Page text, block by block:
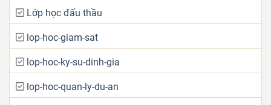
Lớp học đấu thầu
lop-hoc-giam-sat
lop-hoc-ky-su-dinh-gia
lop-hoc-quan-ly-du-an